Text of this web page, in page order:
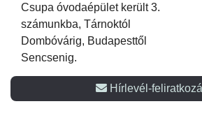
Csupa óvodaépület került 3.
számunkba, Tárnoktól
Dombóvárig, Budapesttől
Sencsenig.
Hírlevél-